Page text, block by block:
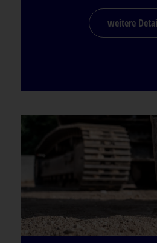
weitere